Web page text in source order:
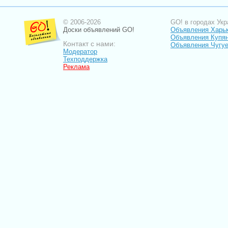
© 2006-2026
Доски объявлений GO!
Контакт с нами:
Модератор
Техподдержка
Реклама
GO! в городах
Объявления
Объявления
Объявления